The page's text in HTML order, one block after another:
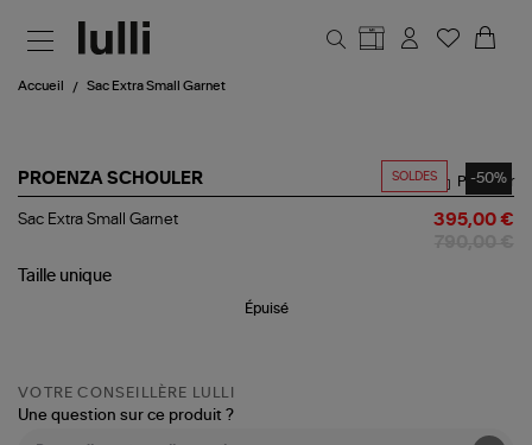
Accueil Sac Extra Small Garnet
SOLDES -50%
PROENZA SCHOULER
Sac
Garnet
Partager
Sac Extra Small Garnet 395,00 €
Taille unique
Épuisé
VOTRE CONSEILLÈRE LULLI
Une question sur ce produit ?